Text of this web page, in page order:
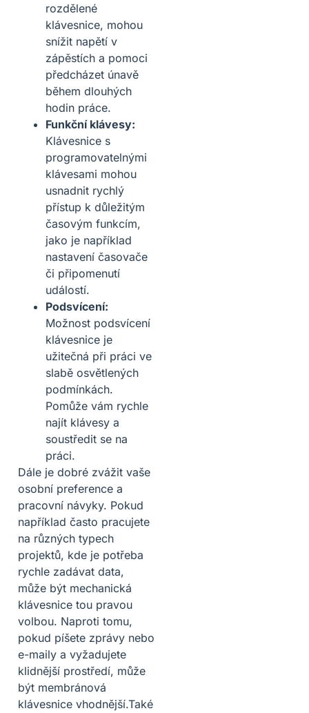
rozdělené
klávesnice, mohou
snížit napětí v
zápěstích a pomoci
předcházet únavě
během dlouhých
hodin práce.
Funkční klávesy:
Klávesnice s
programovatelnými
klávesami mohou
usnadnit rychlý
přístup k důležitým
časovým funkcím,
jako je například
nastavení časovače
či připomenutí
událostí.
Podsvícení:
Možnost podsvícení
klávesnice je
užitečná při práci ve
slabě osvětlených
podmínkách.
Pomůže vám rychle
najít klávesy a
soustředit se na
práci.
Dále je dobré zvážit vaše
osobní preference a
pracovní návyky. Pokud
například často pracujete
na různých typech
projektů, kde je potřeba
rychle zadávat data,
může být mechanická
klávesnice tou pravou
volbou. Naproti tomu,
pokud píšete zprávy nebo
e-maily a vyžadujete
klidnější prostředí, může
být membránová
klávesnice vhodnější.Také